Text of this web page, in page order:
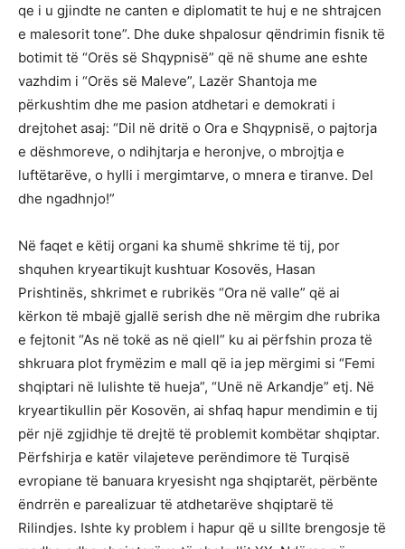
qe i u gjindte ne canten e diplomatit te huj e ne shtrajcen
e malesorit tone”. Dhe duke shpalosur qëndrimin fisnik të
botimit të “Orës së Shqypnisë” që në shume ane eshte
vazhdim i “Orës së Maleve”, Lazër Shantoja me
përkushtim dhe me pasion atdhetari e demokrati i
drejtohet asaj: “Dil në dritë o Ora e Shqypnisë, o pajtorja
e dëshmoreve, o ndihjtarja e heronjve, o mbrojtja e
luftëtarëve, o hylli i mergimtarve, o mnera e tiranve. Del
dhe ngadhnjo!”
Në faqet e këtij organi ka shumë shkrime të tij, por
shquhen kryeartikujt kushtuar Kosovës, Hasan
Prishtinës, shkrimet e rubrikës “Ora në valle” që ai
kërkon të mbajë gjallë serish dhe në mërgim dhe rubrika
e fejtonit “As në tokë as në qiell” ku ai përfshin proza të
shkruara plot frymëzim e mall që ia jep mërgimi si “Femi
shqiptari në lulishte të hueja”, “Unë në Arkandje” etj. Në
kryeartikullin për Kosovën, ai shfaq hapur mendimin e tij
për një zgjidhje të drejtë të problemit kombëtar shqiptar.
Përfshirja e katër vilajeteve perëndimore të Turqisë
evropiane të banuara kryesisht nga shqiptarët, përbënte
ëndrrën e parealizuar të atdhetarëve shqiptarë të
Rilindjes. Ishte ky problem i hapur që u sillte brengosje të